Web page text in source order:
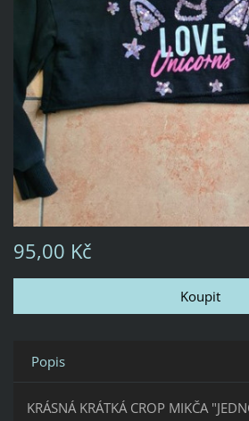
95,00 Kč
Popis
KRÁSNÁ KRÁTKÁ CROP MIKČA